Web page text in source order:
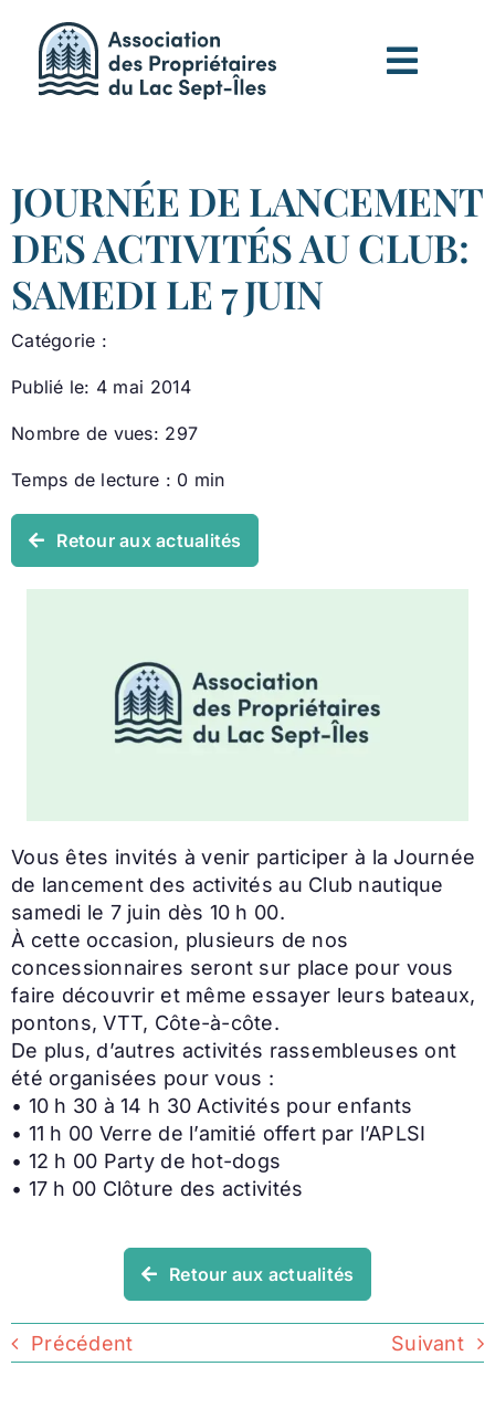
contenu
JOURNÉE DE LANCEMENT
DES ACTIVITÉS AU CLUB:
SAMEDI LE 7 JUIN
Catégorie :
Publié le: 4 mai 2014
Nombre de vues: 297
Temps de lecture : 0 min
Retour aux actualités
Vous êtes invités à venir participer à la Journée
de lancement des activités au Club nautique
samedi le 7 juin dès 10 h 00.
À cette occasion, plusieurs de nos
concessionnaires seront sur place pour vous
faire découvrir et même essayer leurs bateaux,
pontons, VTT, Côte-à-côte.
De plus, d’autres activités rassembleuses ont
été organisées pour vous :
• 10 h 30 à 14 h 30 Activités pour enfants
• 11 h 00 Verre de l’amitié offert par l’APLSI
• 12 h 00 Party de hot-dogs
• 17 h 00 Clôture des activités
Retour aux actualités
Précédent Suivant